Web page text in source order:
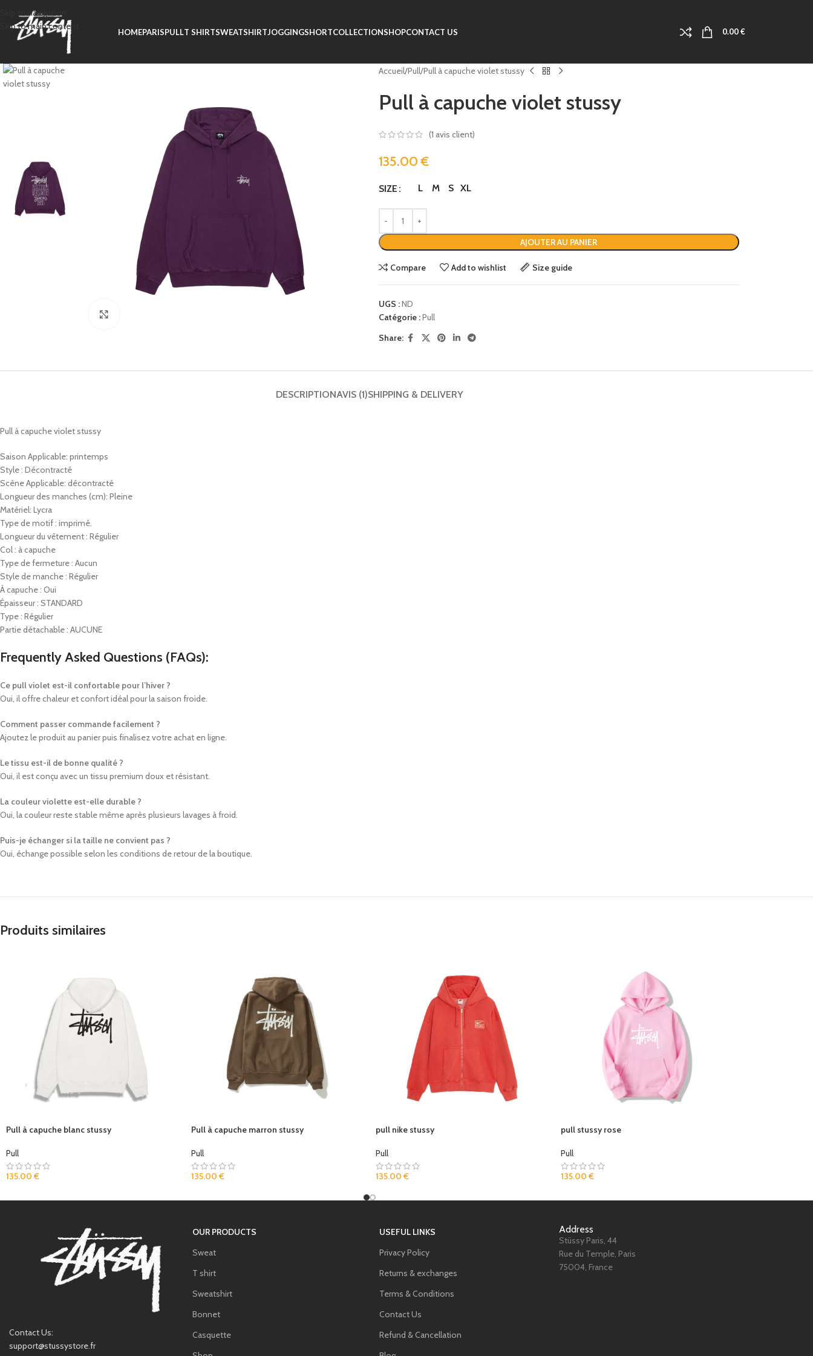
Skip to navigation
Skip to main content
HOMEPARISPULLT SHIRTSWEATSHIRTJOGGINGSHORTCOLLECTIONSHOPCONTACT US 0.00€
Accueil Pull Pull à capuche violet stussy
Pull à capuche violet stussy
(1 avis client)
135.00€
SIZE L M S XL
AJOUTER AU PANIER
Compare Add to wishlist Size guide
UGS :ND
Catégorie :Pull
Share:
DESCRIPTIONAVIS (1)SHIPPING & DELIVERY
Pull à capuche violet stussy
Saison Applicable: printemps
Style : Décontracté
Scène Applicable: décontracté
Longueur des manches (cm): Pleine
Matériel: Lycra
Type de motif : imprimé.
Longueur du vêtement : Régulier
Col : à capuche
Type de fermeture : Aucun
Style de manche : Régulier
À capuche : Oui
Épaisseur : STANDARD
Type : Régulier
Partie détachable : AUCUNE
Frequently Asked Questions (FAQs):
Ce pull violet est-il confortable pour l’hiver ?
Oui, il offre chaleur et confort idéal pour la saison froide.
Comment passer commande facilement ?
Ajoutez le produit au panier puis finalisez votre achat en ligne.
Le tissu est-il de bonne qualité ?
Oui, il est conçu avec un tissu premium doux et résistant.
La couleur violette est-elle durable ?
Oui, la couleur reste stable même après plusieurs lavages à froid.
Puis-je échanger si la taille ne convient pas ?
Oui, échange possible selon les conditions de retour de la boutique.
Produits similaires
Pull à capuche blanc stussy
Pull
135.00 €
Pull à capuche marron stussy
Pull
135.00 €
pull nike stussy
Pull
135.00 €
pull stussy rose
Pull
135.00 €
Contact Us:
support@stussystore.fr
OUR PRODUCTS
Sweat
T shirt
Sweatshirt
Bonnet
Casquette
USEFUL LINKS
Privacy Policy
Returns & exchanges
Terms & Conditions
Contact Us
Refund & Cancellation
Address
Stüssy Paris, 44
Rue du Temple, Paris
75004, France